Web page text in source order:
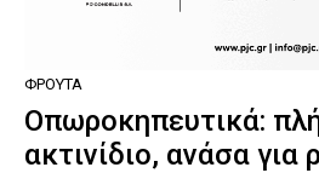
ΦΡΟΎΤΑ
Οπωροκηπευτικά:
ακτινίδιο, ανάσα για